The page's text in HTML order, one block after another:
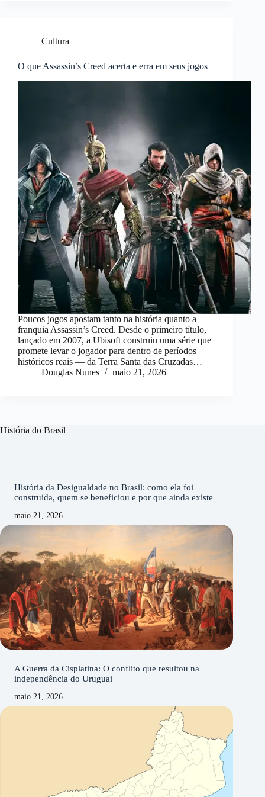
Cultura
O que Assassin’s Creed acerta e erra em seus jogos
Poucos jogos apostam tanto na história quanto a
franquia Assassin’s Creed. Desde o primeiro título,
lançado em 2007, a Ubisoft construiu uma série que
promete levar o jogador para dentro de períodos
históricos reais — da Terra Santa das Cruzadas…
Douglas Nunes
maio 21, 2026
História do Brasil
História da Desigualdade no Brasil: como ela foi
construida, quem se beneficiou e por que ainda existe
maio 21, 2026
A Guerra da Cisplatina: O conflito que resultou na
independência do Uruguai
maio 21, 2026